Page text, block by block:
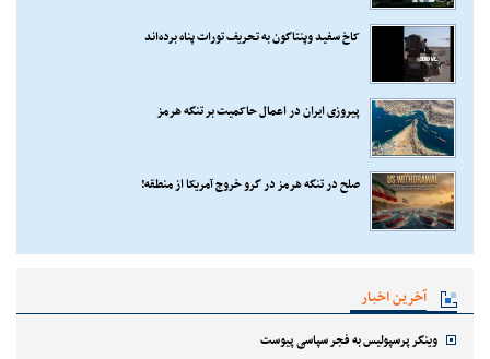
کاخ سفید وپنتاگون به تحریف تورات پناه برده‌اند
پیروزی ایران در اعمال حاکمیت بر تنگه هرمز
صلح در تنگه هرمز در گرو خروج آمریکا از منطقه!
آخرین اخبار
وینگر پرسپولیس به فجر سپاسی پیوست